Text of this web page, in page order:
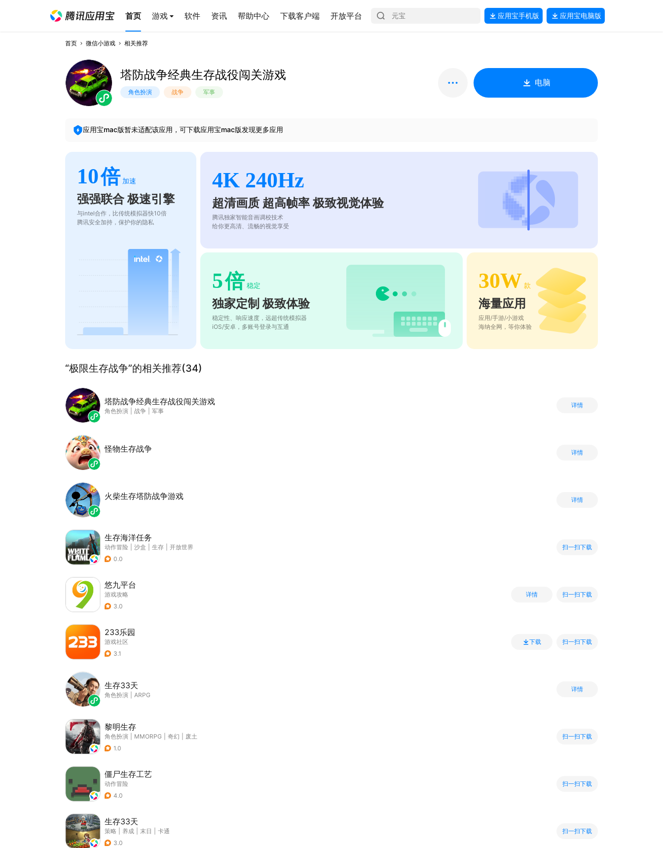
首页 游戏 软件 资讯 帮助中心 下载客户端 开放平台 应用宝手机版 应用宝电脑版
首页 微信小游戏 相关推荐
塔防战争经典生存战役闯关游戏
角色扮演 战争 军事
电脑
应用宝mac版暂未适配该应用，可下载应用宝mac版发现更多应用
10倍 加速
强强联合 极速引擎
与intel合作，比传统模拟器快10倍
腾讯安全加持，保护你的隐私
4K 240Hz
超清画质 超高帧率 极致视觉体验
腾讯独家智能音画调校技术
给你更高清、流畅的视觉享受
5倍 稳定
独家定制 极致体验
稳定性、响应速度，远超传统模拟器
iOS/安卓，多账号登录与互通
30W 款
海量应用
应用/手游/小游戏
海纳全网，等你体验
“极限生存战争”的相关推荐(34)
塔防战争经典生存战役闯关游戏
角色扮演 战争 军事
详情
怪物生存战争 详情
火柴生存塔防战争游戏 详情
生存海洋任务
动作冒险 沙盒 生存
开放世界
0.0
扫一扫下载
悠九平台
游戏攻略
3.0
详情 扫一扫下载
233乐园
游戏社区
3.1
下载 扫一扫下载
生存33天
角色扮演 ARPG
详情
黎明生存
角色扮演 MMORPG 奇幻
废土
1.0
扫一扫下载
僵尸生存工艺
动作冒险
4.0
扫一扫下载
生存33天
策略 养成 末日
卡通
3.0
扫一扫下载